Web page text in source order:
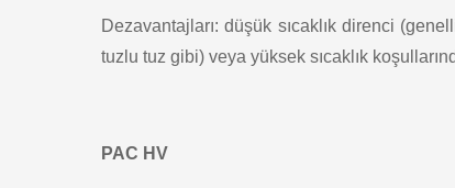
Dezavantajları: düşük sıcaklık direnci
tuzlu tuz gibi) veya yüksek sıcaklık
PAC HV